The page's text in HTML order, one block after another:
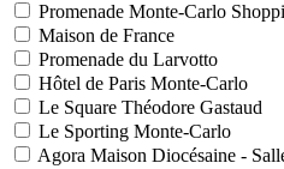
Promenade Monte-Carlo
Maison de France
Promenade du Larvotto
Hôtel de Paris Monte-Carlo
Le Square Théodore Gastaud
Le Sporting Monte-Carlo
Agora Maison Diocésaine -